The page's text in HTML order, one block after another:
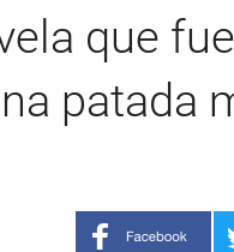
que
patada